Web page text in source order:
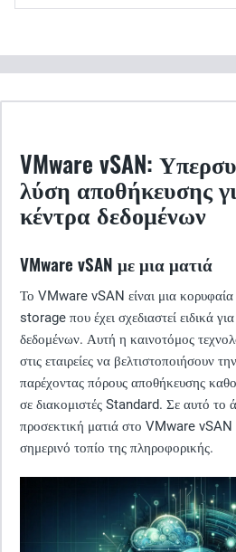
VMware vSAN:
λύση αποθήκευσης
κέντρα δεδομένων
VMware vSAN με μια ματιά
Το VMware vSAN είναι μια
storage που έχει σχεδιαστεί ειδικά
δεδομένων. Αυτή η καινοτόμος
στις εταιρείες να βελτιστοποιήσουν
παρέχοντας πόρους αποθήκευσης
σε διακομιστές Standard. Σε αυτό το
προσεκτική ματιά στο VMware vSAN
σημερινό τοπίο της πληροφορικής.